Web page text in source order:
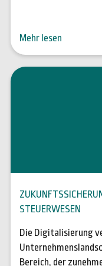
Mehr lesen
STEUERWESEN
Die Digitalisierung
Bereich, der